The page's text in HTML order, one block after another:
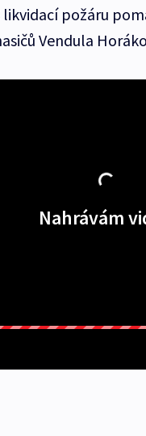
likvidací požáru
Vendula
Nahrávám